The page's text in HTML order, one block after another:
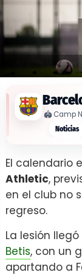
🏟️ Camp
Noticias
El calendario
Athletic,
en el club no
regreso.
La lesión
Betis, con un
apartando a